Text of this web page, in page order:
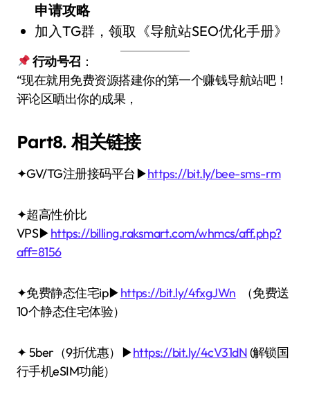
申请攻略
加入TG群，领取《导航站SEO优化手册》
行动号召 ：
“现在就用免费资源搭建你的第一个赚钱导航站吧！
评论区晒出你的成果，
Part8. 相关链接
✦GV/TG注册接码平台▶https://bit.ly/bee-sms-rm
✦超高性价比
VPS▶https://billing.raksmart.com/whmcs/aff.php?
aff=8156
✦免费静态住宅ip▶https://bit.ly/4fxgJWn （免费送
10个静态住宅体验）
✦ 5ber（9折优惠）▶https://bit.ly/4cV31dN(解锁国
行手机eSIM功能）